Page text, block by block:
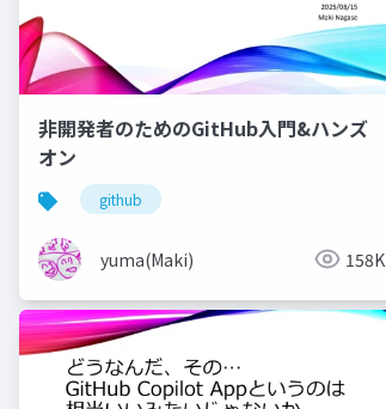
非開発者のためのGitHub入門&ハンズ
オン
github
yuma(Maki) 158K